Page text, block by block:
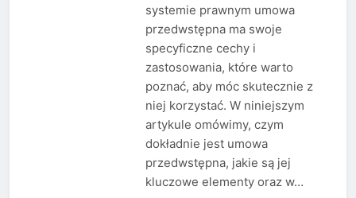
systemie prawnym umowa
przedwstępna ma swoje
specyficzne cechy i
zastosowania, które warto
poznać, aby móc skutecznie z
niej korzystać. W niniejszym
artykule omówimy, czym
dokładnie jest umowa
przedwstępna, jakie są jej
kluczowe elementy oraz w…